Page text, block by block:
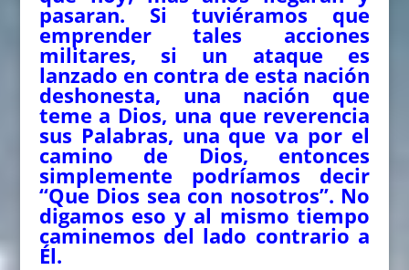
pasaran. Si tuviéramos que
emprender tales acciones
militares, si un ataque es
lanzado en contra de esta nación
deshonesta, una nación que
teme a Dios, una que reverencia
sus Palabras, una que va por el
camino de Dios, entonces
simplemente podríamos decir
“Que Dios sea con nosotros”. No
digamos eso y al mismo tiempo
caminemos del lado contrario a
Él.